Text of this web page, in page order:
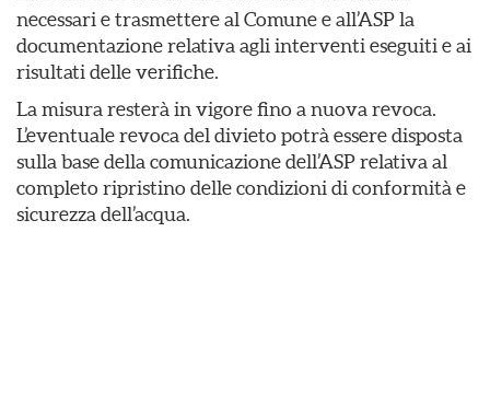
necessari e trasmettere al Comune e all’ASP la
documentazione relativa agli interventi eseguiti e ai
risultati delle verifiche.
La misura resterà in vigore fino a nuova revoca.
L’eventuale revoca del divieto potrà essere disposta
sulla base della comunicazione dell’ASP relativa al
completo ripristino delle condizioni di conformità e
sicurezza dell’acqua.